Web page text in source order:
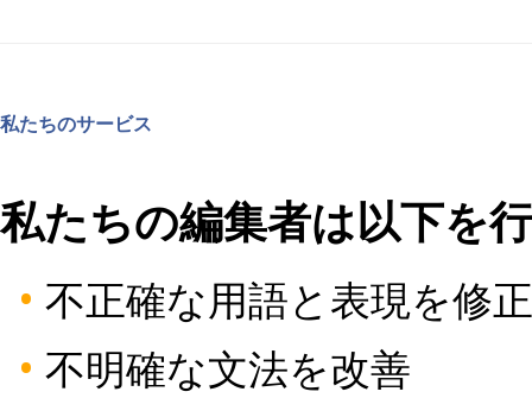
私たちのサービス
私たちの編集者は以下を
• 不正確な用語と表現を修正
• 不明確な文法を改善